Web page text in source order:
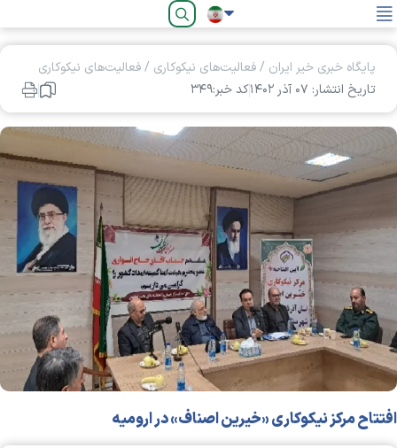
فارسی
پایگاه خبری خیر ایران /فعالیت‌های نیکوکاری /فعالیت‌های نیکوکاری
تاریخ انتشار: ۰۷ آذر ۱۴۰۲
کد خبر:۳۴۹
افتتاح مرکز نیکوکاری «خیرین اصناف» در ارومیه